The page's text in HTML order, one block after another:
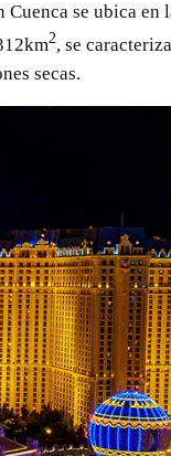
se ubica en
2, se
secas.